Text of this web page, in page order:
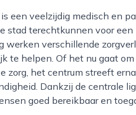
stad terechtkunnen voor een
werken verschillende
te helpen. Of het nu gaat om
zorg, het centrum streeft
Dankzij de centrale
goed bereikbaar en